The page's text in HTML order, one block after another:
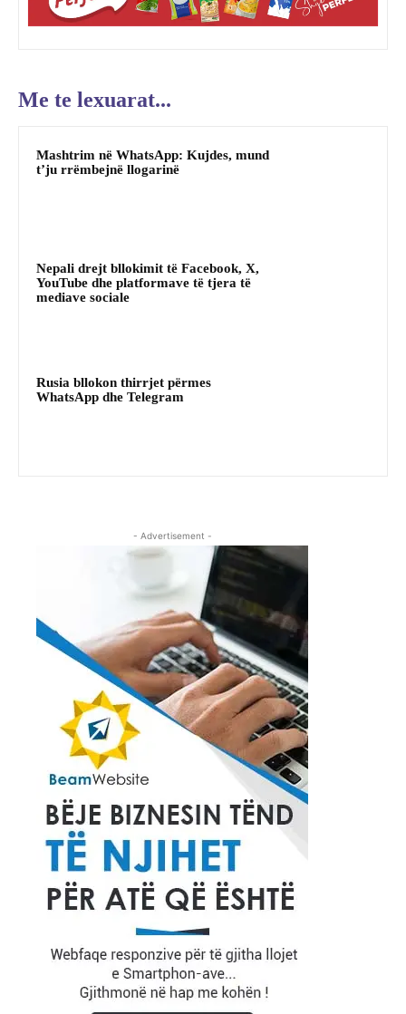
Me te lexuarat...
Mashtrim në WhatsApp: Kujdes, mund
t’ju rrëmbejnë llogarinë
Nepali drejt bllokimit të Facebook, X,
YouTube dhe platformave të tjera të
mediave sociale
Rusia bllokon thirrjet përmes
WhatsApp dhe Telegram
- Advertisement -